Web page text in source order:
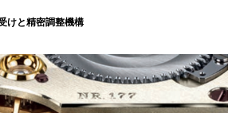
けと精密調整機構